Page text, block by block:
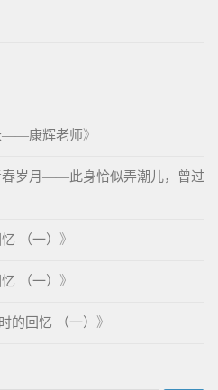
——康辉老师》
春岁月——此身恰似弄潮儿，曾过
（一） 》
（一） 》
的回忆 （一） 》